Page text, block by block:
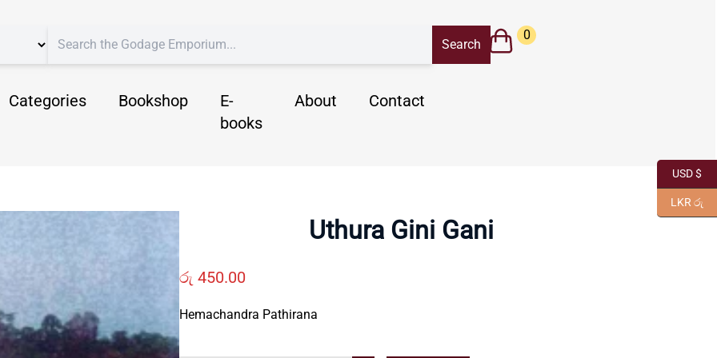
Categories Bookshop
E-
books
About Contact
0
Uthura Gini Gani
රු 450.00
Hemachandra Pathirana
USD $
LKR රු